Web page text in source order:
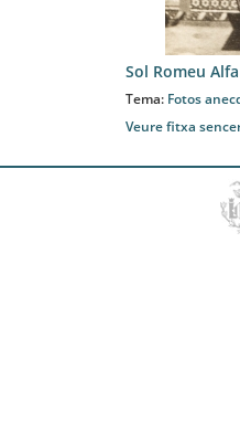
Sol Romeu
Tema: Fotos
Veure fitxa